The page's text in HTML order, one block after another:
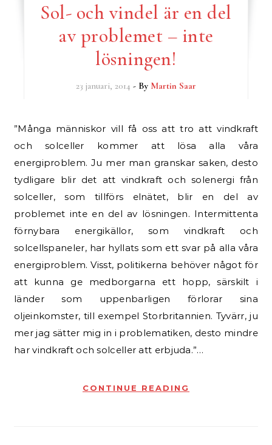
Sol- och vindel är en del
av problemet – inte
lösningen!
23 januari, 2014 - By Martin Saar
”Många människor vill få oss att tro att vindkraft
och solceller kommer att lösa alla våra
energiproblem. Ju mer man granskar saken, desto
tydligare blir det att vindkraft och solenergi från
solceller, som tillförs elnätet, blir en del av
problemet inte en del av lösningen. Intermittenta
förnybara energikällor, som vindkraft och
solcellspaneler, har hyllats som ett svar på alla våra
energiproblem. Visst, politikerna behöver något för
att kunna ge medborgarna ett hopp, särskilt i
länder som uppenbarligen förlorar sina
oljeinkomster, till exempel Storbritannien. Tyvärr, ju
mer jag sätter mig in i problematiken, desto mindre
har vindkraft och solceller att erbjuda.”…
CONTINUE READING